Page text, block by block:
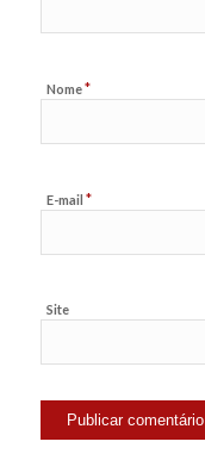
Nome*
E-mail *
Site